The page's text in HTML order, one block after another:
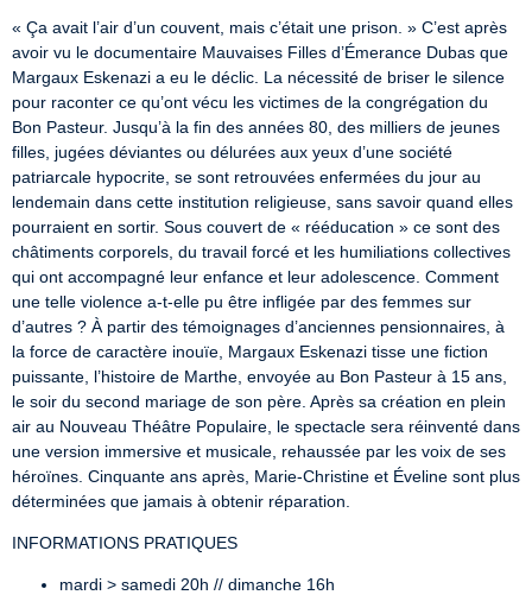
« Ça avait l’air d’un couvent, mais c’était une prison. » C’est après
avoir vu le documentaire Mauvaises Filles d’Émerance Dubas que
Margaux Eskenazi a eu le déclic. La nécessité de briser le silence
pour raconter ce qu’ont vécu les victimes de la congrégation du
Bon Pasteur. Jusqu’à la fin des années 80, des milliers de jeunes
filles, jugées déviantes ou délurées aux yeux d’une société
patriarcale hypocrite, se sont retrouvées enfermées du jour au
lendemain dans cette institution religieuse, sans savoir quand elles
pourraient en sortir. Sous couvert de « rééducation » ce sont des
châtiments corporels, du travail forcé et les humiliations collectives
qui ont accompagné leur enfance et leur adolescence. Comment
une telle violence a-t-elle pu être infligée par des femmes sur
d’autres ? À partir des témoignages d’anciennes pensionnaires, à
la force de caractère inouïe, Margaux Eskenazi tisse une fiction
puissante, l’histoire de Marthe, envoyée au Bon Pasteur à 15 ans,
le soir du second mariage de son père. Après sa création en plein
air au Nouveau Théâtre Populaire, le spectacle sera réinventé dans
une version immersive et musicale, rehaussée par les voix de ses
héroïnes. Cinquante ans après, Marie-Christine et Éveline sont plus
déterminées que jamais à obtenir réparation.
INFORMATIONS PRATIQUES
mardi > samedi 20h // dimanche 16h